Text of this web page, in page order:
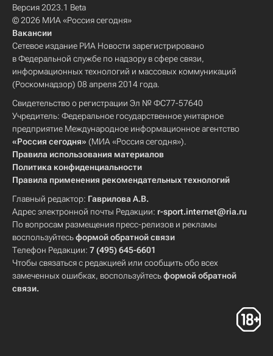
Версия 2023.1 Beta
© 2026 МИА «Россия сегодня»
Вакансии
Сетевое издание РИА Новости зарегистрировано
в Федеральной службе по надзору в сфере связи,
информационных технологий и массовых коммуникаций
(Роскомнадзор) 08 апреля 2014 года.
Свидетельство о регистрации Эл № ФС77-57640
Учредитель: Федеральное государственное унитарное
предприятие Международное информационное агентство
«Россия сегодня» (МИА «Россия сегодня»).
Правила использования материалов
Политика конфиденциальности
Правила применения рекомендательных технологий
Главный редактор: Гаврилова А.В.
Адрес электронной почты Редакции: r-sport.internet@ria.ru
По вопросам размещения пресс-релизов и рекламы
воспользуйтесьформой обратной связи
Телефон Редакции: 7 (495) 645-6601
Чтобы связаться с редакцией или сообщить обо всех
замеченных ошибках, воспользуйтесьформой обратной
связи.